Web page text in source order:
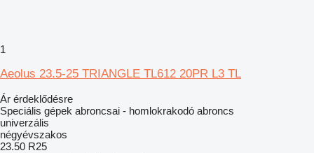
1
Aeolus 23.5-25 TRIANGLE TL612 20PR L3 TL
Ár érdeklődésre
Speciális gépek abroncsai - homlokrakodó abroncs
univerzális
négyévszakos
23.50 R25